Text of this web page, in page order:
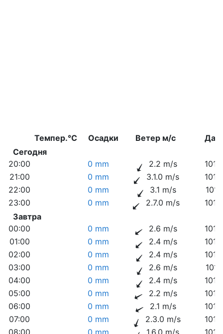
Темпер.°C Осадки Ветер м/с
Сегодня
20:00
0 mm 2.2 m/s
21:00
0 mm 3.1.0 m/s
22:00
0 mm 3.1 m/s
23:00
0 mm 2.7.0 m/s
Завтра
00:00
0 mm 2.6 m/s
01:00
0 mm 2.4 m/s
02:00
0 mm 2.4 m/s
03:00
0 mm 2.6 m/s
04:00
0 mm 2.4 m/s
05:00
0 mm 2.2 m/s
06:00
0 mm 2.1 m/s
07:00
0 mm 2.3.0 m/s
08:00
0 mm 1.6.0 m/s